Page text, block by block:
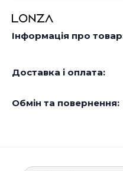
Інформація про
Доставка і оплата:
Обмін та повернення: